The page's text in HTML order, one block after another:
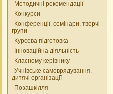
Методичні рекомендації
Конкурси
Конференції, семінари, творчі
групи
Курсова підготовка
Інноваційна діяльність
Класному керівнику
Учнівське самоврядування,
дитячі організації
Позашкілля